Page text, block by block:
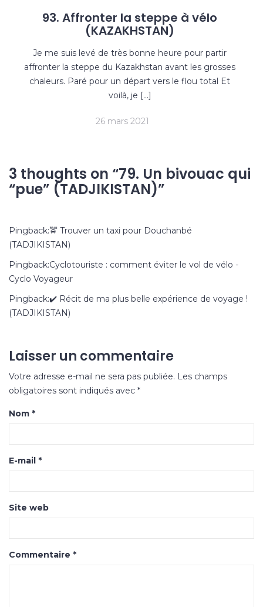
93. Affronter la steppe à vélo
(KAZAKHSTAN)
Je me suis levé de très bonne heure pour partir
affronter la steppe du Kazakhstan avant les grosses
chaleurs. Paré pour un départ vers le flou total Et
voilà, je […]
26 mars 2021
3 thoughts on “79. Un bivouac qui
“pue” (TADJIKISTAN)”
Pingback:🚖 Trouver un taxi pour Douchanbé
(TADJIKISTAN)
Pingback:Cyclotouriste : comment éviter le vol de vélo -
Cyclo Voyageur
Pingback:✔️ Récit de ma plus belle expérience de voyage !
(TADJIKISTAN)
Laisser un commentaire
Votre adresse e-mail ne sera pas publiée. Les champs
obligatoires sont indiqués avec *
Nom *
E-mail *
Site web
Commentaire *